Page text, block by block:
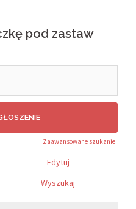
pod zastaw
Zaawansowane szukanie
Edytuj
Wyszukaj